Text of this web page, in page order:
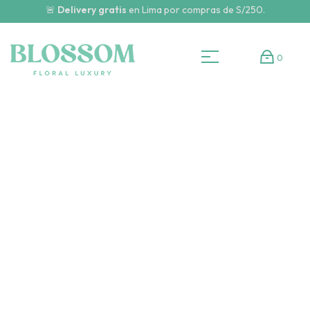
🚨 Delivery gratis en Lima por compras de S/250.
0